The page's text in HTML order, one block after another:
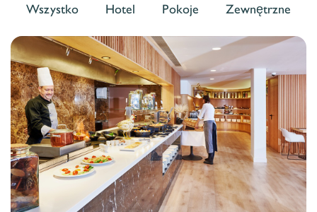
Wszystko Hotel Pokoje Zewnętrzne